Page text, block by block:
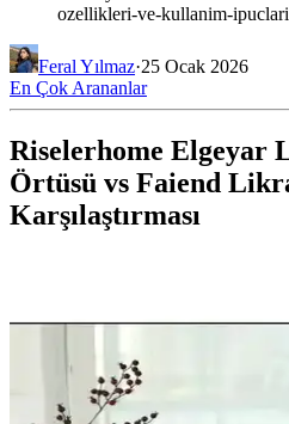
ozellikleri-ve-kullanim-ipuclari
Feral Yılmaz·25 Ocak 2026
En Çok Arananlar
Riselerhome Elgeyar
Örtüsü vs Faiend
Karşılaştırması